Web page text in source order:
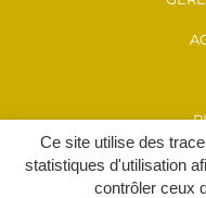
Ce site utilise des
statistiques d'utilisation
contrôler ceux